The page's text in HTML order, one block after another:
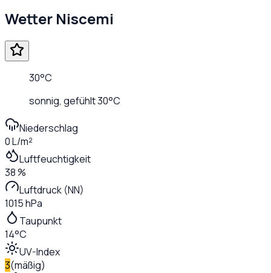
Wetter Niscemi
30°C
sonnig, gefühlt30°C
Niederschlag
0 L/m²
Luftfeuchtigkeit
38 %
Luftdruck (NN)
1015 hPa
Taupunkt
14°C
UV-Index
3(mäßig)